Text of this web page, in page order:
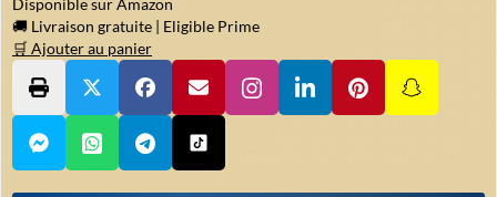
Disponible sur Amazon
🚚 Livraison gratuite | Eligible Prime
🛒 Ajouter au panier